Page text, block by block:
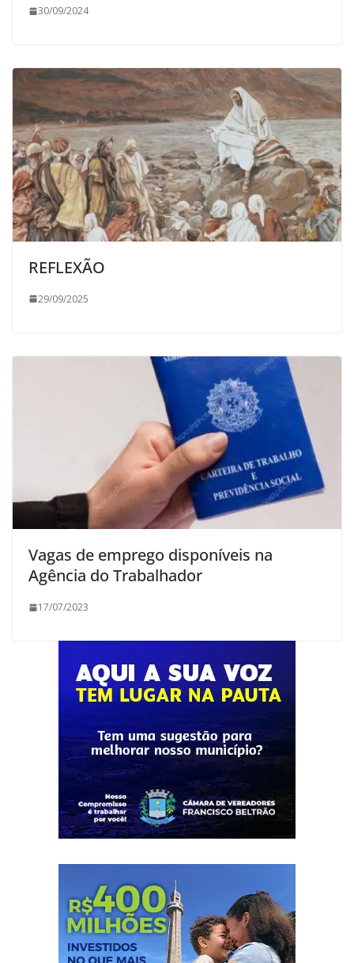
30/09/2024
REFLEXÃO
29/09/2025
Vagas de emprego disponíveis na
Agência do Trabalhador
17/07/2023